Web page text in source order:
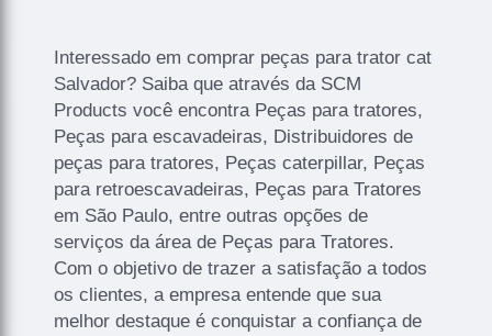
Interessado em comprar peças para trator cat
Salvador? Saiba que através da SCM
Products você encontra Peças para tratores,
Peças para escavadeiras, Distribuidores de
peças para tratores, Peças caterpillar, Peças
para retroescavadeiras, Peças para Tratores
em São Paulo, entre outras opções de
serviços da área de Peças para Tratores.
Com o objetivo de trazer a satisfação a todos
os clientes, a empresa entende que sua
melhor destaque é conquistar a confiança de